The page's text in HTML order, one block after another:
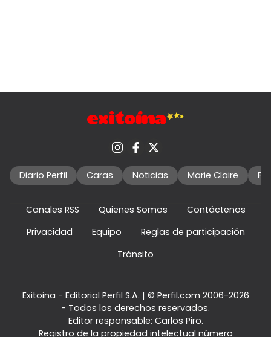
Diario Perfil Caras Noticias Marie Claire
Canales RSS Quienes Somos
Contáctenos
Privacidad
Equipo
Reglas de participación
Tránsito
Exitoina - Editorial Perfil S.A. | © Perfil.com 2006-2026
- Todos los derechos reservados.
Editor responsable: Carlos Piro.
Registro de la propiedad intelectual número